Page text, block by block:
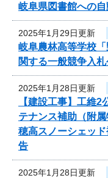
岐阜県図書館への
2025年1月29日更新
岐阜農林高等学校
関する一般競争入
2025年1月28日更新
【建設工事】工
テナンス補助（附
穂高スノーシェッ
告
2025年1月28日更新